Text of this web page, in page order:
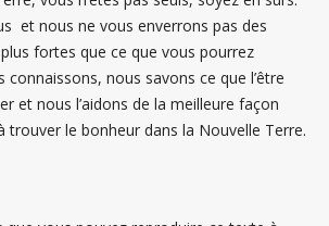
et nous ne vous enverrons pas des
fortes que ce que vous pourrez
nous savons ce que l’être
et nous l’aidons de la meilleure façon
trouver le bonheur dans la Nouvelle Terre.